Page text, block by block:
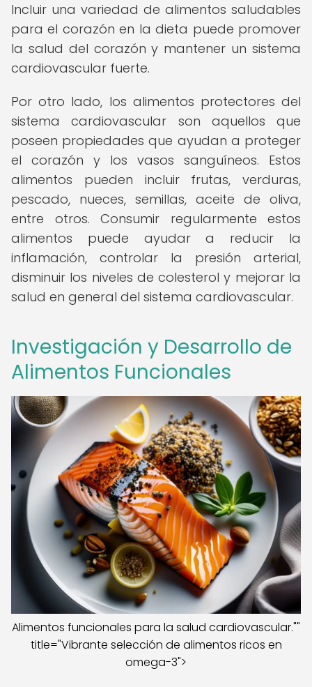
Incluir una variedad de alimentos saludables
para el corazón en la dieta puede promover
la salud del corazón y mantener un sistema
cardiovascular fuerte.
Por otro lado, los alimentos protectores del
sistema cardiovascular son aquellos que
poseen propiedades que ayudan a proteger
el corazón y los vasos sanguíneos. Estos
alimentos pueden incluir frutas, verduras,
pescado, nueces, semillas, aceite de oliva,
entre otros. Consumir regularmente estos
alimentos puede ayudar a reducir la
inflamación, controlar la presión arterial,
disminuir los niveles de colesterol y mejorar la
salud en general del sistema cardiovascular.
Investigación y Desarrollo de
Alimentos Funcionales
Alimentos funcionales para la salud cardiovascular.""
title="Vibrante selección de alimentos ricos en
omega-3">